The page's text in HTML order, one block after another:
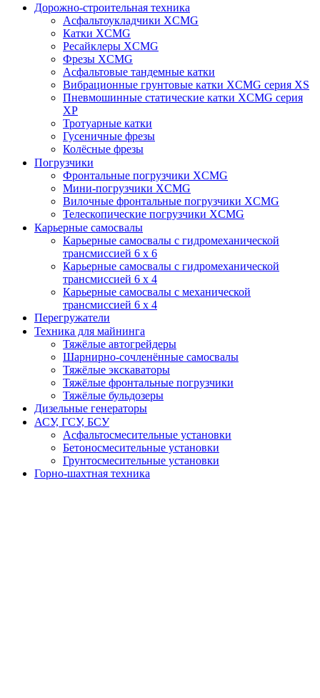
Дорожно-строительная техника
Асфальтоукладчики XCMG
Катки XCMG
Ресайклеры XCMG
Фрезы XCMG
Асфальтовые тандемные катки
Вибрационные грунтовые катки XCMG серия XS
Пневмошинные статические катки XCMG серия
XP
Тротуарные катки
Гусеничные фрезы
Колёсные фрезы
Погрузчики
Фронтальные погрузчики XCMG
Мини-погрузчики XCMG
Вилочные фронтальные погрузчики XCMG
Телескопические погрузчики XCMG
Карьерные самосвалы
Карьерные самосвалы с гидромеханической
трансмиссией 6 х 6
Карьерные самосвалы с гидромеханической
трансмиссией 6 х 4
Карьерные самосвалы с механической
трансмиссией 6 х 4
Перегружатели
Техника для майнинга
Тяжёлые автогрейдеры
Шарнирно-сочленённые самосвалы
Тяжёлые экскаваторы
Тяжёлые фронтальные погрузчики
Тяжёлые бульдозеры
Дизельные генераторы
АСУ, ГСУ, БСУ
Асфальтосмесительные установки
Бетоносмесительные установки
Грунтосмесительные установки
Горно-шахтная техника